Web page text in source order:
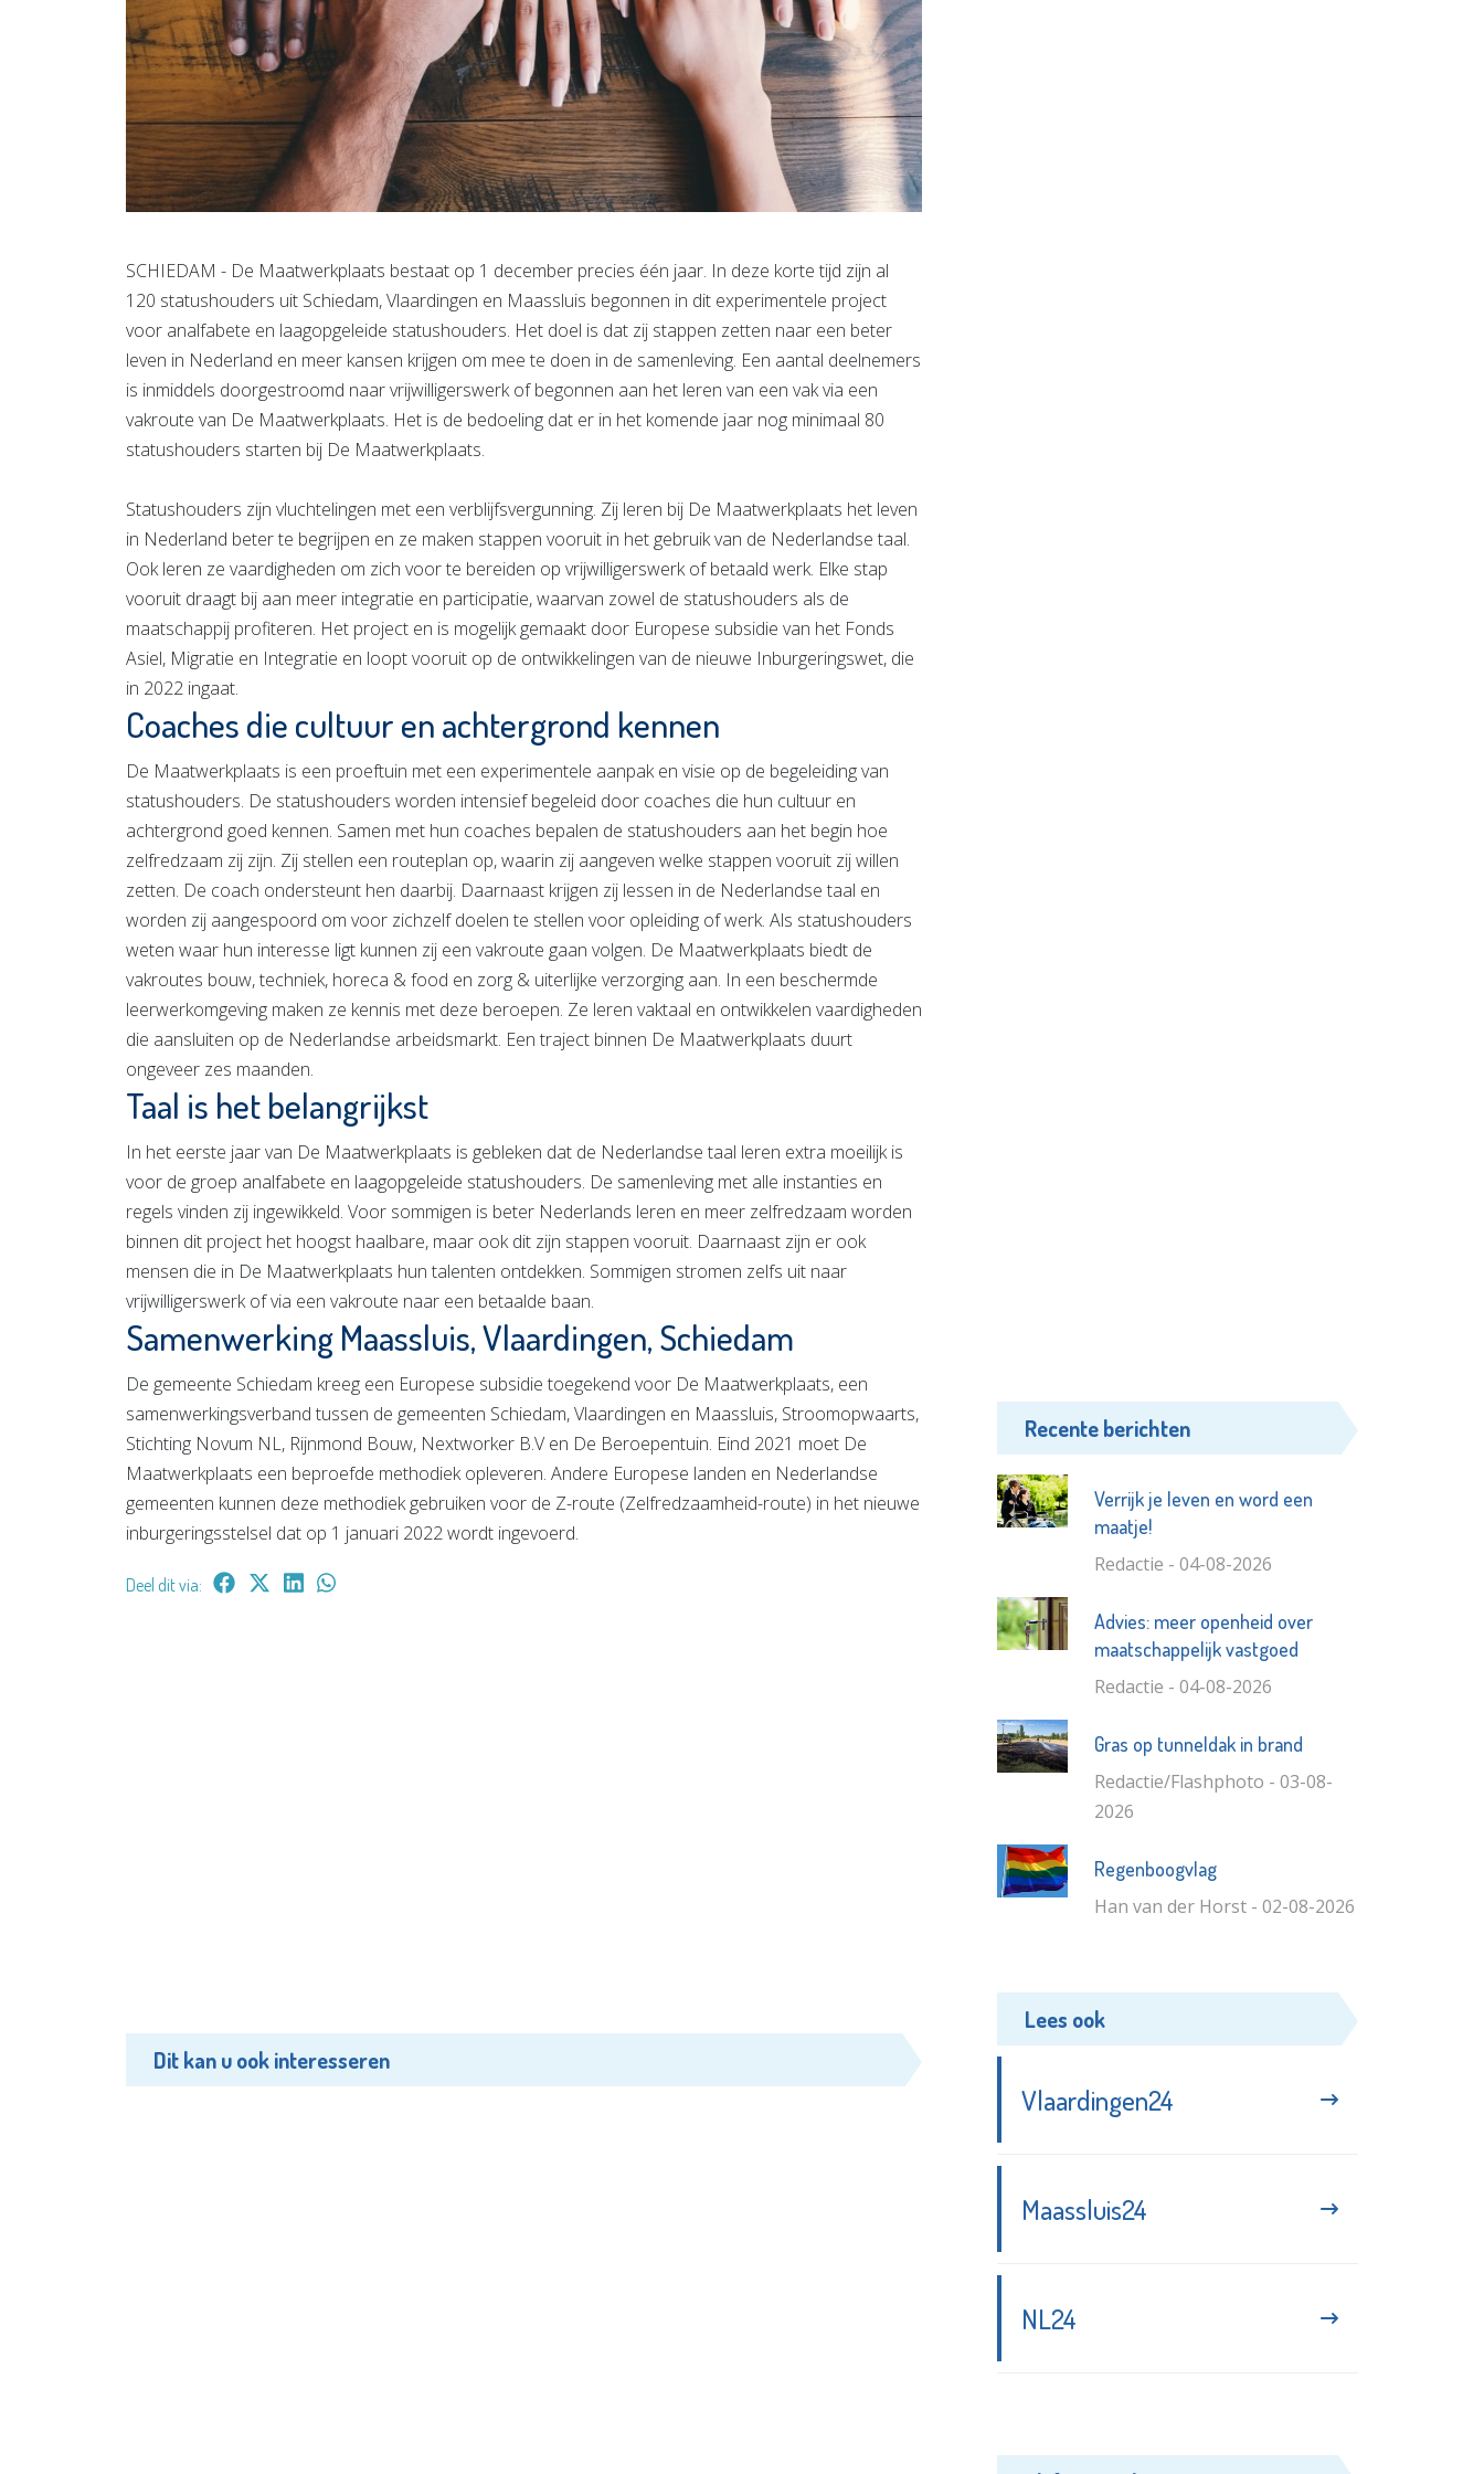
SCHIEDAM - De Maatwerkplaats bestaat op 1 december precies één jaar. In deze korte tijd zijn al
120 statushouders uit Schiedam, Vlaardingen en Maassluis begonnen in dit experimentele project
voor analfabete en laagopgeleide statushouders. Het doel is dat zij stappen zetten naar een beter
leven in Nederland en meer kansen krijgen om mee te doen in de samenleving. Een aantal deelnemers
is inmiddels doorgestroomd naar vrijwilligerswerk of begonnen aan het leren van een vak via een
vakroute van De Maatwerkplaats. Het is de bedoeling dat er in het komende jaar nog minimaal 80
statushouders starten bij De Maatwerkplaats.
Statushouders zijn vluchtelingen met een verblijfsvergunning. Zij leren bij De Maatwerkplaats het leven
in Nederland beter te begrijpen en ze maken stappen vooruit in het gebruik van de Nederlandse taal.
Ook leren ze vaardigheden om zich voor te bereiden op vrijwilligerswerk of betaald werk. Elke stap
vooruit draagt bij aan meer integratie en participatie, waarvan zowel de statushouders als de
maatschappij profiteren. Het project en is mogelijk gemaakt door Europese subsidie van het Fonds
Asiel, Migratie en Integratie en loopt vooruit op de ontwikkelingen van de nieuwe Inburgeringswet, die
in 2022 ingaat.
Coaches die cultuur en achtergrond kennen
De Maatwerkplaats is een proeftuin met een experimentele aanpak en visie op de begeleiding van
statushouders. De statushouders worden intensief begeleid door coaches die hun cultuur en
achtergrond goed kennen. Samen met hun coaches bepalen de statushouders aan het begin hoe
zelfredzaam zij zijn. Zij stellen een routeplan op, waarin zij aangeven welke stappen vooruit zij willen
zetten. De coach ondersteunt hen daarbij. Daarnaast krijgen zij lessen in de Nederlandse taal en
worden zij aangespoord om voor zichzelf doelen te stellen voor opleiding of werk. Als statushouders
weten waar hun interesse ligt kunnen zij een vakroute gaan volgen. De Maatwerkplaats biedt de
vakroutes bouw, techniek, horeca & food en zorg & uiterlijke verzorging aan. In een beschermde
leerwerkomgeving maken ze kennis met deze beroepen. Ze leren vaktaal en ontwikkelen vaardigheden
die aansluiten op de Nederlandse arbeidsmarkt. Een traject binnen De Maatwerkplaats duurt
ongeveer zes maanden.
Taal is het belangrijkst
In het eerste jaar van De Maatwerkplaats is gebleken dat de Nederlandse taal leren extra moeilijk is
voor de groep analfabete en laagopgeleide statushouders. De samenleving met alle instanties en
regels vinden zij ingewikkeld. Voor sommigen is beter Nederlands leren en meer zelfredzaam worden
binnen dit project het hoogst haalbare, maar ook dit zijn stappen vooruit. Daarnaast zijn er ook
mensen die in De Maatwerkplaats hun talenten ontdekken. Sommigen stromen zelfs uit naar
vrijwilligerswerk of via een vakroute naar een betaalde baan.
Samenwerking Maassluis, Vlaardingen, Schiedam
De gemeente Schiedam kreeg een Europese subsidie toegekend voor De Maatwerkplaats, een
samenwerkingsverband tussen de gemeenten Schiedam, Vlaardingen en Maassluis, Stroomopwaarts,
Stichting Novum NL, Rijnmond Bouw, Nextworker B.V en De Beroepentuin. Eind 2021 moet De
Maatwerkplaats een beproefde methodiek opleveren. Andere Europese landen en Nederlandse
gemeenten kunnen deze methodiek gebruiken voor de Z-route (Zelfredzaamheid-route) in het nieuwe
inburgeringsstelsel dat op 1 januari 2022 wordt ingevoerd.
Deel dit via:
Dit kan u ook interesseren
Recente berichten
Verrijk je leven en word een
maatje!
Redactie - 04-08-2026
Advies: meer openheid over
maatschappelijk vastgoed
Redactie - 04-08-2026
Gras op tunneldak in brand
Redactie/Flashphoto - 03-08-
2026
Regenboogvlag
Han van der Horst - 02-08-2026
Lees ook
Vlaardingen24
Maassluis24
NL24